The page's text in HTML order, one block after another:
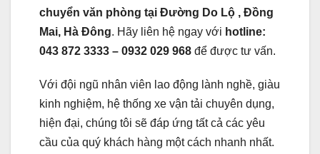
chuyển văn phòng tại Đường Do Lộ , Đồng
Mai, Hà Đông. Hãy liên hệ ngay với hotline:
043 872 3333 – 0932 029 968 để được tư vấn.
Với đội ngũ nhân viên lao động lành nghề, giàu
kinh nghiệm, hệ thống xe vận tải chuyên dụng,
hiện đại, chúng tôi sẽ đáp ứng tất cả các yêu
cầu của quý khách hàng một cách nhanh nhất.